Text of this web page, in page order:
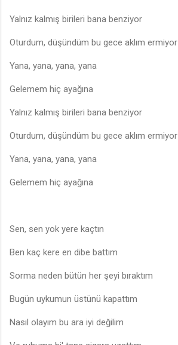
Yalnız kalmış birileri bana benziyor
Oturdum, düşündüm bu gece aklım ermiyor
Yana, yana, yana, yana
Gelemem hiç ayağına
Yalnız kalmış birileri bana benziyor
Oturdum, düşündüm bu gece aklım ermiyor
Yana, yana, yana, yana
Gelemem hiç ayağına
Sen, sen yok yere kaçtın
Ben kaç kere en dibe battım
Sorma neden bütün her şeyi bıraktım
Bugün uykumun üstünü kapattım
Nasıl olayım bu ara iyi değilim